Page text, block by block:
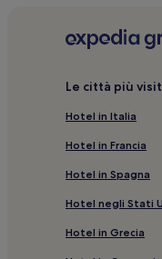
Forte dei
Piano di
Spiaggia di
Pontile di
Forte dei
Marina di
Lido di
Le città più
Hotel in Italia
Hotel in Francia
Hotel in Spagna
Hotel negli Stati
Hotel in Grecia